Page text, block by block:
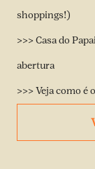
shoppings!)
>>> Casa do
abertura
>>> Veja como é